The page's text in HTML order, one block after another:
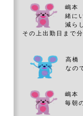
嶋本
緒に
減ら
その上出勤日ま
高橋
なの
嶋本
毎朝